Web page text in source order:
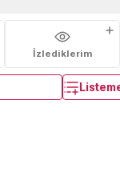
İzlediklerim